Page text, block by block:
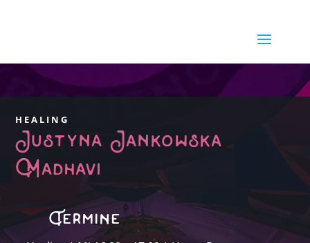
HEALING
Justyna Jankowska
Madhavi
Termine